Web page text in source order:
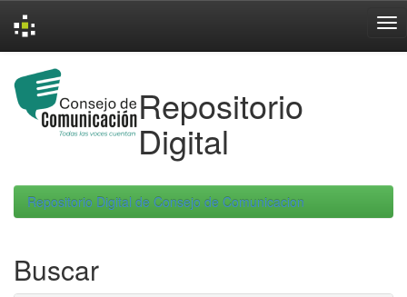
navigation
Repositorio
Digital
Repositorio Digital de Consejo de Comunicacion
Buscar